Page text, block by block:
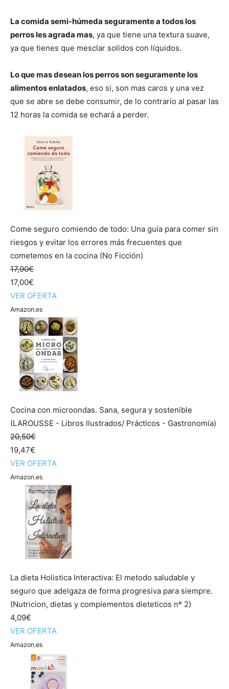
La comida semi-húmeda seguramente a todos los
perros les agrada mas, ya que tiene una textura suave,
ya que tienes que mesclar solidos con líquidos.
Lo que mas desean los perros son seguramente los
alimentos enlatados, eso si, son mas caros y una vez
que se abre se debe consumir, de lo contrario al pasar las
12 horas la comida se echará a perder.
Come seguro comiendo de todo: Una guía para comer sin
riesgos y evitar los errores más frecuentes que
cometemos en la cocina (No Ficción)
17,90€
17,00€
VER OFERTA
Amazon.es
Cocina con microondas. Sana, segura y sostenible
(LAROUSSE - Libros Ilustrados/ Prácticos - Gastronomía)
20,50€
19,47€
VER OFERTA
Amazon.es
La dieta Holistica Interactiva: El metodo saludable y
seguro que adelgaza de forma progresiva para siempre.
(Nutricion, dietas y complementos dieteticos nº 2)
4,09€
VER OFERTA
Amazon.es